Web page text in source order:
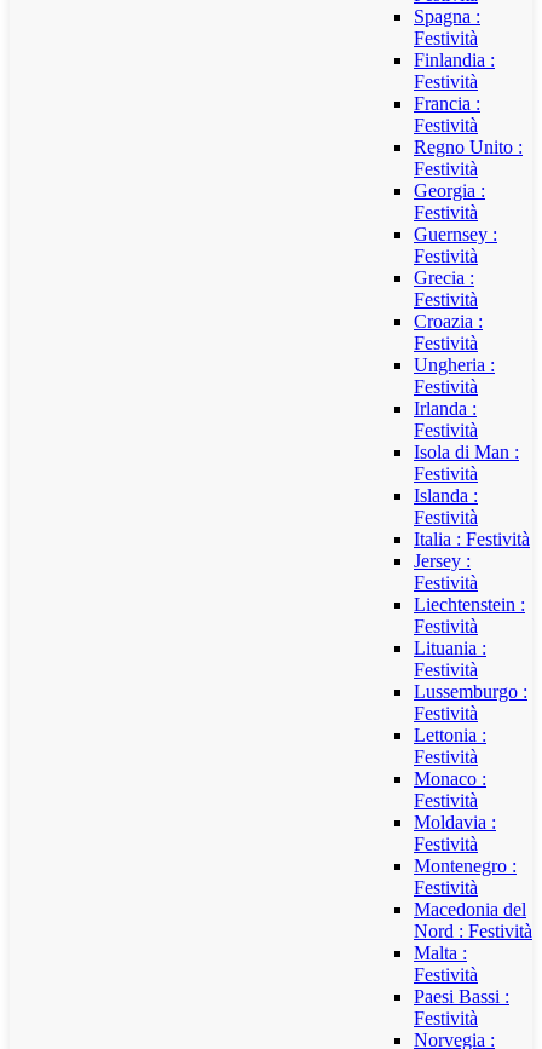
Spagna :
Festività
Finlandia :
Festività
Francia :
Festività
Regno Unito :
Festività
Georgia :
Festività
Guernsey :
Festività
Grecia :
Festività
Croazia :
Festività
Ungheria :
Festività
Irlanda :
Festività
Isola di Man :
Festività
Islanda :
Festività
Italia : Festività
Jersey :
Festività
Liechtenstein :
Festività
Lituania :
Festività
Lussemburgo :
Festività
Lettonia :
Festività
Monaco :
Festività
Moldavia :
Festività
Montenegro :
Festività
Macedonia del
Nord : Festività
Malta :
Festività
Paesi Bassi :
Festività
Norvegia :